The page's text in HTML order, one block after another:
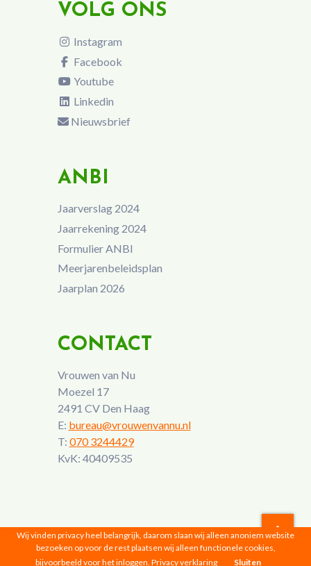
VOLG ONS
Instagram
Facebook
Youtube
Linkedin
Nieuwsbrief
ANBI
Jaarverslag 2024
Jaarrekening 2024
Formulier ANBI
Meerjarenbeleidsplan
Jaarplan 2026
CONTACT
Vrouwen van Nu
Moezel 17
2491 CV Den Haag
E: bureau@vrouwenvannu.nl
T: 070 3244429
KvK: 40409535
Vrouwen van Nu © 2026 |Privacyverklaring
Wij vinden privacy heel belangrijk, daarom slaan wij alleen anoniem website
bezoeken op voor de rest plaatsen wij alleen functionele cookies,
bijvoorbeeld voor het inloggen. Privacy verklaring Sluiten